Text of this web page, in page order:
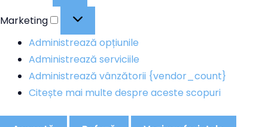
Marketing Marketing
Administrează opțiunile
Administrează serviciile
Administrează vânzătorii {vendor_count}
Citește mai multe despre aceste scopuri